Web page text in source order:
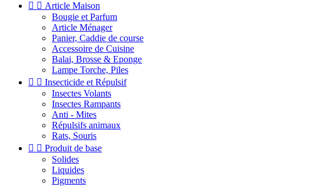
  Article Maison
Bougie et Parfum
Article Ménager
Panier, Caddie de course
Accessoire de Cuisine
Balai, Brosse & Eponge
Lampe Torche, Piles
  Insecticide et Répulsif
Insectes Volants
Insectes Rampants
Anti - Mites
Répulsifs animaux
Rats, Souris
  Produit de base
Solides
Liquides
Pigments